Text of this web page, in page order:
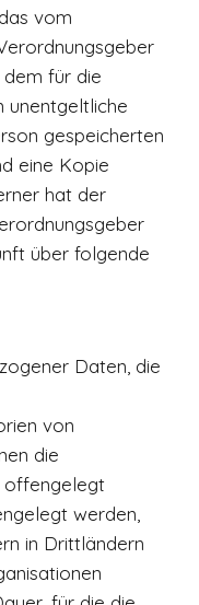
vom
für die
unentgeltliche
gespeicherten
eine Kopie
hat der
über folgende
Daten, die
von
die
offengelegt
werden,
in Drittländern